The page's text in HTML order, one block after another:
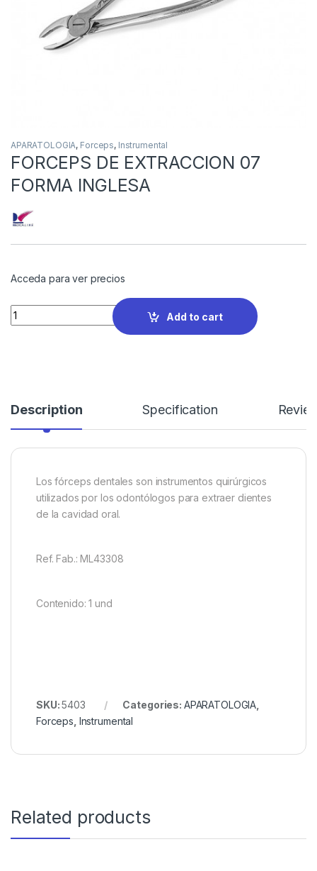
APARATOLOGIA, Forceps, Instrumental
FORCEPS DE EXTRACCION 07
FORMA INGLESA
Acceda para ver precios
Quantity
Add to cart
Description Specification
Los fórceps dentales son instrumentos quirúrgicos
utilizados por los odontólogos para extraer dientes
de la cavidad oral.
Ref. Fab.: ML43308
Contenido: 1 und
SKU:5403 Categories: APARATOLOGIA
Forceps Instrumental
Related products